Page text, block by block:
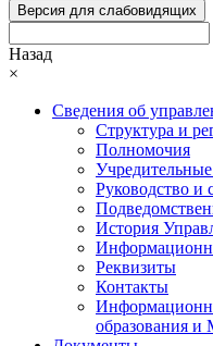
Версия для слабовидящих
Назад
×
Сведения об
Структура и
Полномочия
Руководство и
История
Реквизиты
Контакты
образования